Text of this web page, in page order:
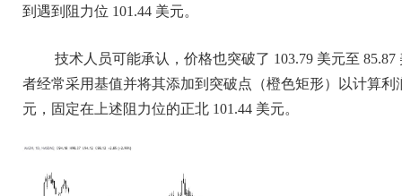
到遇到阻力位 101.44 美元。
技术人员可能承认，价格也突破了 103.79 美元至
者经常采用基值并将其添加到突破点（橙色矩形）以计算
元，固定在上述阻力位的正北 101.44 美元。